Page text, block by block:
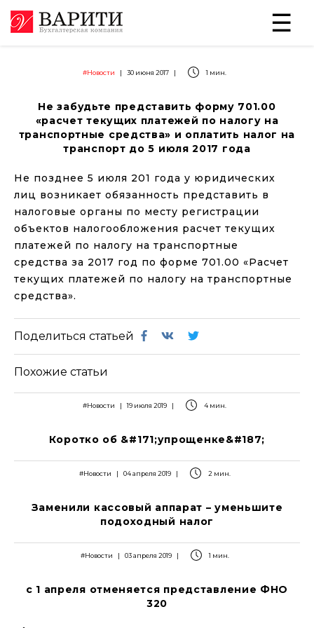
#Новости | 30 июня 2017 | 1 мин.
Не забудьте представить форму 701.00
«расчет текущих платежей по налогу на
транспортные средства» и оплатить налог на
транспорт до 5 июля 2017 года
Не позднее 5 июля 201 года у юридических
лиц возникает обязанность представить в
налоговые органы по месту регистрации
объектов налогообложения расчет текущих
платежей по налогу на транспортные
средства за 2017 год по форме 701.00 «Расчет
текущих платежей по налогу на транспортные
средства».
Поделиться статьей
Похожие статьи
#Новости | 19 июля 2019 | 4 мин.
Коротко об &#171;упрощенке&#187;
#Новости | 04 апреля 2019 | 2 мин.
Заменили кассовый аппарат – уменьшите
подоходный налог
#Новости | 03 апреля 2019 | 1 мин.
с 1 апреля отменяется представление ФНО
320